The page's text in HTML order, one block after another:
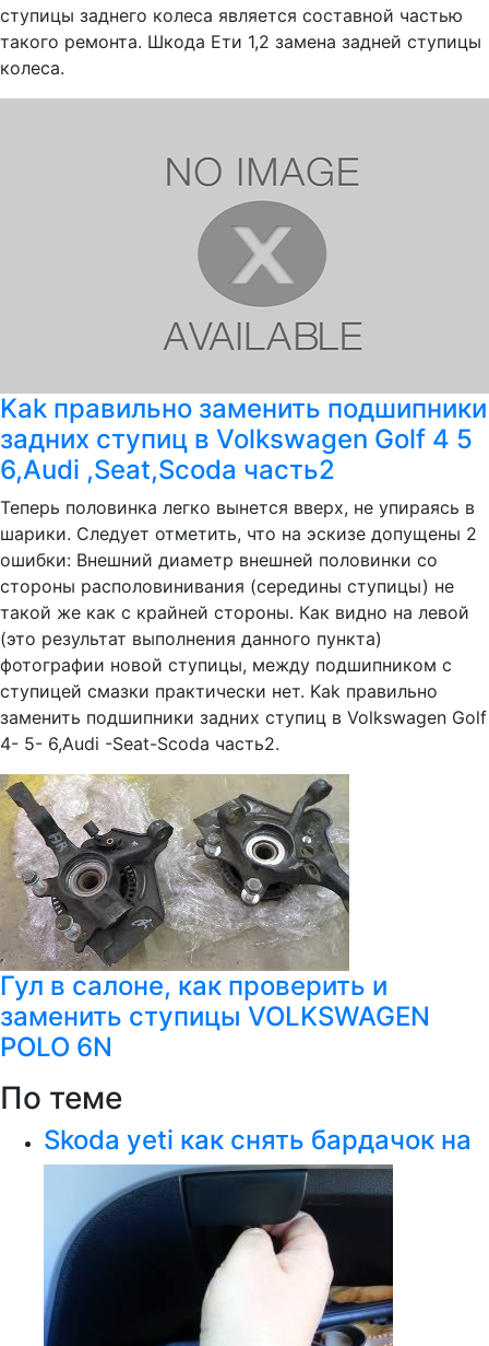
ступицы заднего колеса является составной частью
такого ремонта. Шкода Ети 1,2 замена задней ступицы
колеса.
Kak правильно заменить подшипники
задних ступиц в Volkswagen Golf 4 5
6,Audi ,Seat,Scoda часть2
Теперь половинка легко вынется вверх, не упираясь в
шарики. Следует отметить, что на эскизе допущены 2
ошибки: Внешний диаметр внешней половинки со
стороны располовинивания (середины ступицы) не
такой же как с крайней стороны. Как видно на левой
(это результат выполнения данного пункта)
фотографии новой ступицы, между подшипником с
ступицей смазки практически нет. Kak правильно
заменить подшипники задних ступиц в Volkswagen Golf
4- 5- 6,Audi -Seat-Scoda часть2.
Гул в салоне, как проверить и
заменить ступицы VOLKSWAGEN
POLO 6N
По теме
Skoda yeti как снять бардачок на